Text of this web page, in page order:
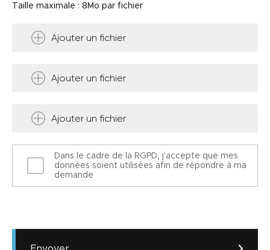
Taille maximale : 8Mo par fichier
Ajouter un fichier
Ajouter un fichier
Ajouter un fichier
Dans le cadre de la RGPD, j'accepte que mes
données soient utilisées afin de répondre à ma
demande